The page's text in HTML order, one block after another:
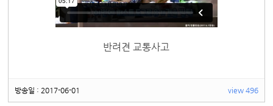
반려견 교통사고
방송일 : 2017-06-01 view 496